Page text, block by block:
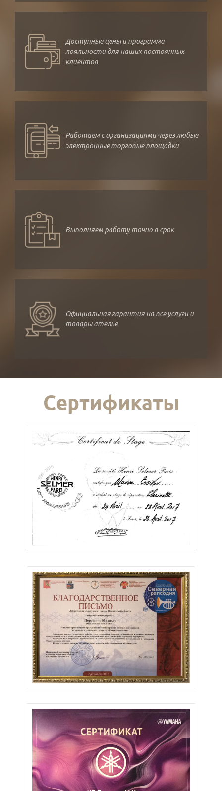
Доступные цены и программа
лояльности для наших постоянных
клиентов
Работаем с организациями через любые
электронные торговые площадки
Выполняем работу точно в срок
Официальная гарантия на все услуги и
товары ателье
Сертификаты